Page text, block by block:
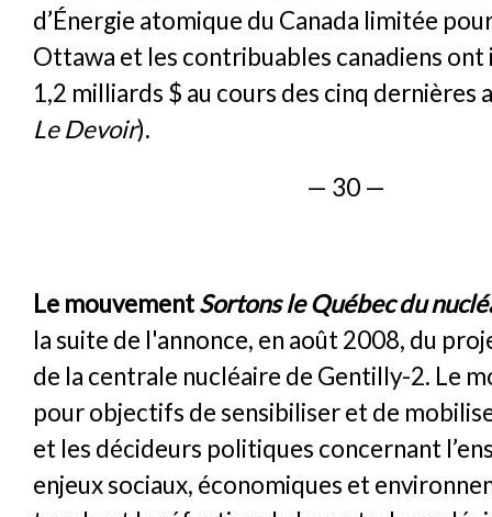
d’Énergie atomique du Canada limitée
Ottawa et les contribuables canadiens ont
1,2 milliards $ au cours des cinq dernières
Le Devoir).
— 30 —
Le mouvementSortons le Québec du
la suite de l'annonce, en août 2008, du
de la centrale nucléaire de Gentilly-2. Le
pour objectifs de sensibiliser et de
et les décideurs politiques concernant
enjeux sociaux, économiques et